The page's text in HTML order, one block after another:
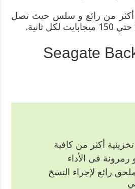
أكثر من رائع و سلس حيث تصل
ثانية.
Seagate
أكثر من كافية
فى الأداء
رائع لإجراء النسخ